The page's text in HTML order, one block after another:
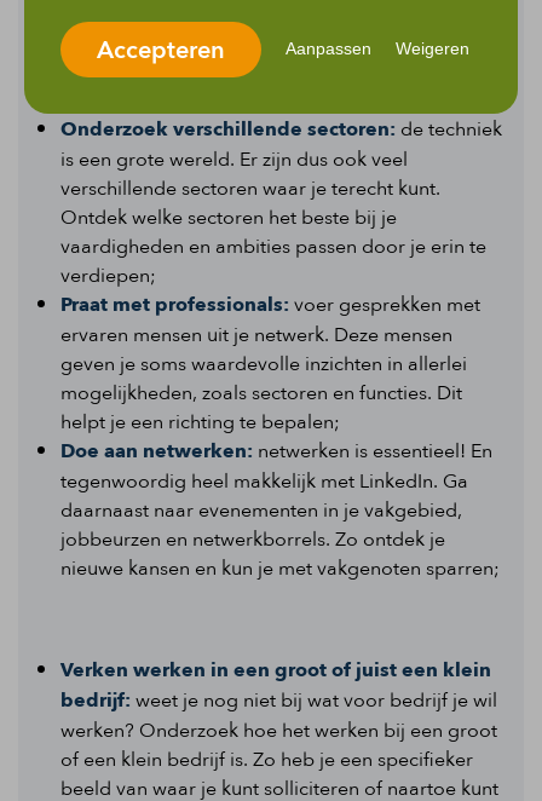
infrastructuur? Bepaal waar je de meeste energie
van krijgt. Misschien vind je wel iets interessants
Onderzoek verschillende sectoren: de techniek
is een grote wereld. Er zijn dus ook veel
verschillende sectoren waar je terecht kunt.
Ontdek welke sectoren het beste bij je
vaardigheden en ambities passen door je erin te
verdiepen;
Praat met professionals:voer gesprekken met
ervaren mensen uit je netwerk. Deze mensen
geven je soms waardevolle inzichten in allerlei
mogelijkheden, zoals sectoren en functies. Dit
helpt je een richting te bepalen;
Doe aan netwerken: netwerken is essentieel! En
tegenwoordig heel makkelijk met LinkedIn. Ga
daarnaast naar evenementen in je vakgebied,
jobbeurzen en netwerkborrels. Zo ontdek je
nieuwe kansen en kun je met vakgenoten sparren;
Verken werken in een groot of juist een klein
bedrijf:weet je nog niet bij wat voor bedrijf je wil
werken? Onderzoek hoe het werken bij een groot
of een klein bedrijf is. Zo heb je een specifieker
beeld van waar je kunt solliciteren of naartoe kunt
Aanpassen Weigeren
Accepteren